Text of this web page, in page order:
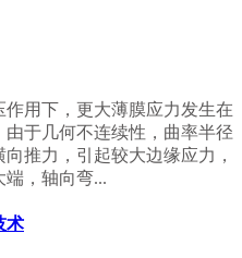
用下，更大薄膜应力发生在
于几何不连续性，曲率半径
推力，引起较大边缘应力，
，轴向弯...
术